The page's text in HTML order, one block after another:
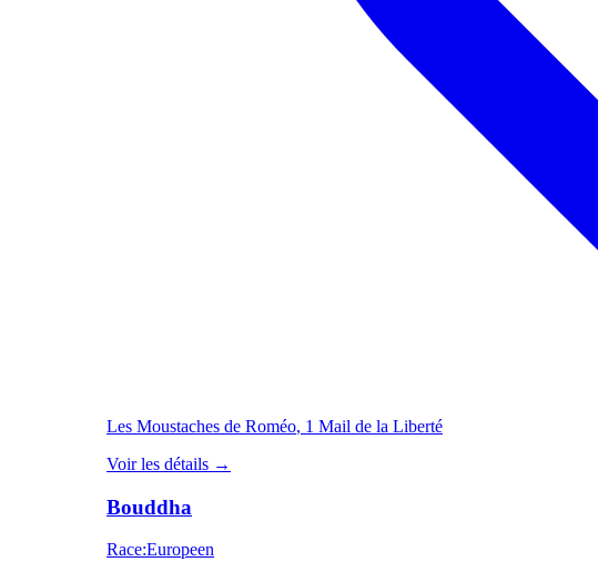
Les Moustaches de Roméo, 1 Mail de la Liberté
Voir les détails →
Bouddha
Race:Europeen